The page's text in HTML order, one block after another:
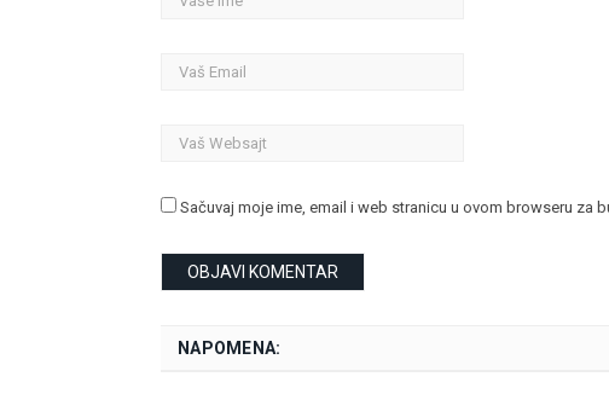
Sačuvaj moje ime, email i web stranicu u ovom browseru za
NAPOMENA: